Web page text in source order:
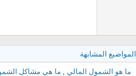
المواضيع المشابهة
ما هو الشمول المالي , ما هي مشاكل